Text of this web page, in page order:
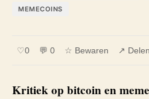
MEMECOINS
♡0 💬 0 ☆ Bewaren ↗ Delen
Kritiek op bitcoin en